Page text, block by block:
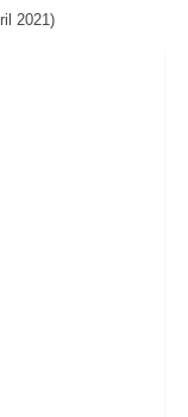
2021)